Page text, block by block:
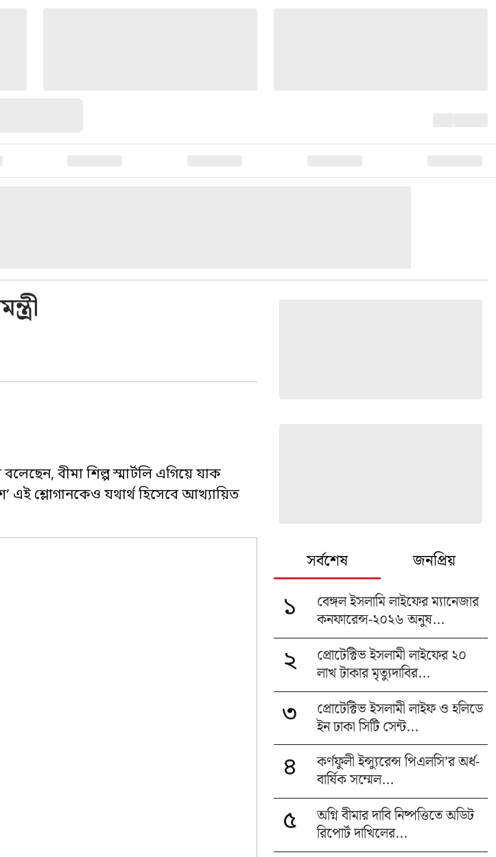
বীমা শিল্প স্মার্টলি এগিয়ে যাক
এই শ্লোগানকেও যথার্থ হিসেবে আখ্যায়িত
সর্বশেষ জনপ্রিয়
১
বেঙ্গল ইসলামি লাইফের ম্যানেজার
কনফারেন্স-২০২৬ অনুষ...
২
প্রোটেক্টিভ ইসলামী লাইফের ২০
লাখ টাকার মৃত্যুদাবির...
৩
প্রোটেক্টিভ ইসলামী লাইফ ও হলিডে
ইন ঢাকা সিটি সেন্ট...
৪
কর্ণফুলী ইন্স্যুরেন্স পিএলসি’র অর্ধ-
বার্ষিক সম্মেল...
৫
অগ্নি বীমার দাবি নিষ্পত্তিতে অডিট
রিপোর্ট দাখিলের...